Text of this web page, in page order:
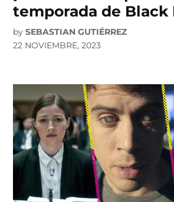
temporada de Black
by SEBASTIAN GUTIÉRREZ
22 NOVIEMBRE, 2023